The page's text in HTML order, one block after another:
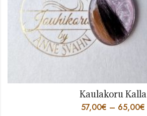
Kaulakoru Kalla
57,00€ – 65,00€